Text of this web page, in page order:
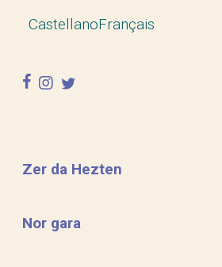
CastellanoFrançais
facebook
instagram
twitter
Zer da Hezten
Nor gara